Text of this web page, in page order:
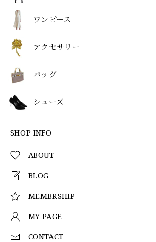
ワンピース
アクセサリー
バッグ
シューズ
SHOP INFO
ABOUT
BLOG
MEMBRSHIP
MY PAGE
CONTACT